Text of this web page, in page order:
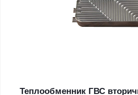
Теплообменник ГВС